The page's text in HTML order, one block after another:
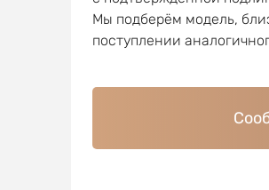
Мы подберём модель,
поступлении